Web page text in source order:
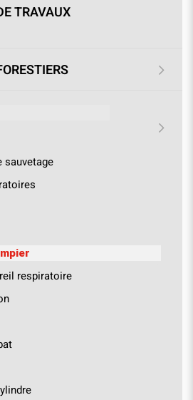
TRAVAUX
sauvetage
respiratoire